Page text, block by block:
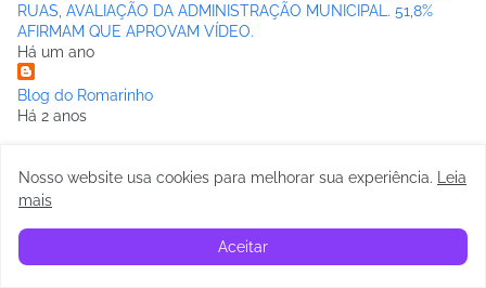
RUAS, AVALIAÇÃO DA ADMINISTRAÇÃO MUNICIPAL. 51,8%
AFIRMAM QUE APROVAM VÍDEO.
Há um ano
Blog do Romarinho
Há 2 anos
URGENTE! TJMA afasta prefeito de São Luís Gonzaga, Dr.
Júnior
PINGANDO FOGO
Nosso website usa cookies para melhorar sua experiência.
Leia
mais
Aceitar